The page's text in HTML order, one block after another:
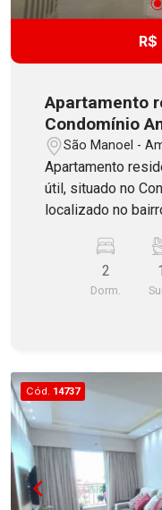
Apartamento
Condomínio
Americana
São Manoel -
Apartamento
útil, situado no
localizado no
dormitórios,
dois ambientes
sacada, cozinha
24 horas,
mercado, piscina
de basquete e mini
Financiamento.
2
Dorm.
1
Cód. 14737